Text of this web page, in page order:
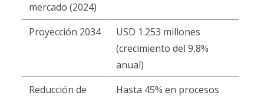
mercado (2024)
Proyección 2034
USD 1.253 millones
(crecimiento del 9,8%
anual)
Reducción de
Hasta 45% en procesos